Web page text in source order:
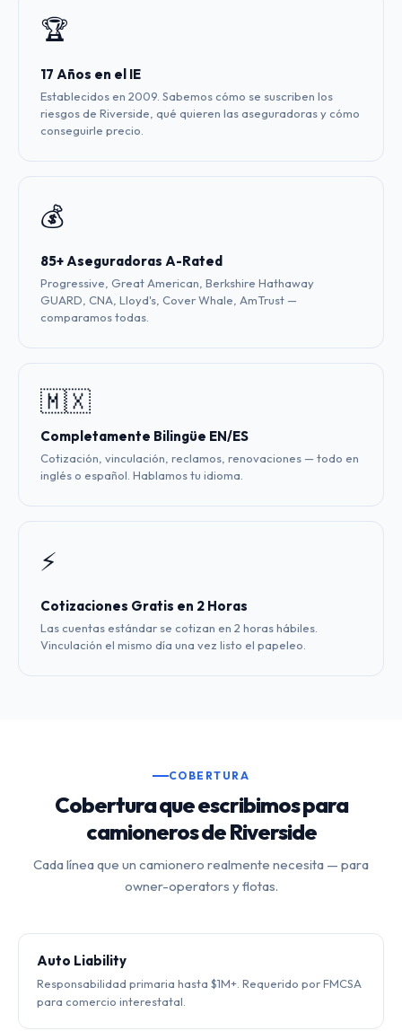
🏆
17 Años en el IE
Establecidos en 2009. Sabemos cómo se suscriben los
riesgos de Riverside, qué quieren las aseguradoras y cómo
conseguirle precio.
💰
85+ Aseguradoras A-Rated
Progressive, Great American, Berkshire Hathaway
GUARD, CNA, Lloyd's, Cover Whale, AmTrust —
comparamos todas.
🇲🇽
Completamente Bilingüe EN/ES
Cotización, vinculación, reclamos, renovaciones — todo en
inglés o español. Hablamos tu idioma.
⚡
Cotizaciones Gratis en 2 Horas
Las cuentas estándar se cotizan en 2 horas hábiles.
Vinculación el mismo día una vez listo el papeleo.
COBERTURA
Cobertura que escribimos para
camioneros de Riverside
Cada línea que un camionero realmente necesita — para
owner-operators y flotas.
Auto Liability
Responsabilidad primaria hasta $1M+. Requerido por FMCSA
para comercio interestatal.